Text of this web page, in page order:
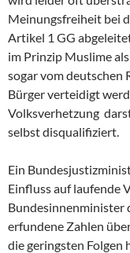
Meinungsfreiheit bei
Artikel 1 GG
im Prinzip Muslime
sogar vom deutschen
Bürger verteidigt
Volksverhetzung
selbst disqualifiziert.
Ein
Einfluss auf laufende
Bundesinnenminister
erfundene Zahlen
die geringsten Folgen